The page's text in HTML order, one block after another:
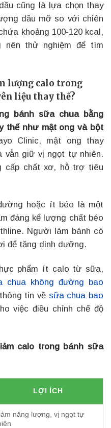
cũng là lựa chọn thay
dầu mỡ so với chiên
khoảng 100-120 kcal,
nên thử nghiệm để tìm
lượng calo trong
liệu thay thế?
bánh sữa chua bằng
thế như mật ong và bột
Clinic, mật ong thay
vẫn giữ vị ngọt tự nhiên.
cấp chất xơ, hỗ trợ tiêu
hoặc ít béo là một
đáng kể lượng chất béo
Người làm bánh có
để tăng dinh dưỡng.
phẩm ít calo từ sữa,
chua không đường bao
tin về sữa chua bao
việc điều chỉnh chế độ
calo trong bánh sữa
LỢI ÍCH
năng lượng, vị ngọt tự